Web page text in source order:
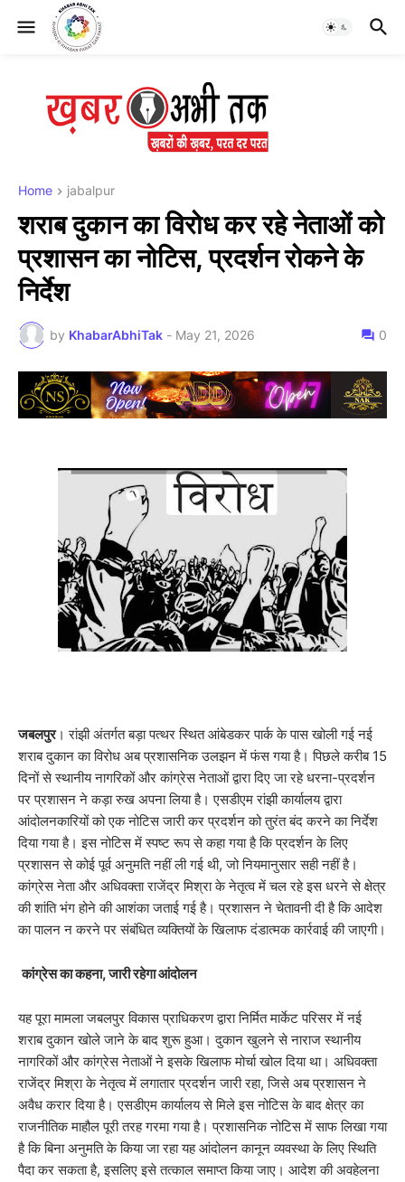
Home jabalpur
शराब दुकान का विरोध कर रहे नेताओं को
प्रशासन का नोटिस, प्रदर्शन रोकने के
निर्देश
by KhabarAbhiTak - May 21, 2026 0
जबलपुर। रांझी अंतर्गत बड़ा पत्थर स्थित आंबेडकर पार्क के पास खोली गई नई
शराब दुकान का विरोध अब प्रशासनिक उलझन में फंस गया है। पिछले करीब 15
दिनों से स्थानीय नागरिकों और कांग्रेस नेताओं द्वारा दिए जा रहे धरना-प्रदर्शन
पर प्रशासन ने कड़ा रुख अपना लिया है। एसडीएम रांझी कार्यालय द्वारा
आंदोलनकारियों को एक नोटिस जारी कर प्रदर्शन को तुरंत बंद करने का निर्देश
दिया गया है। इस नोटिस में स्पष्ट रूप से कहा गया है कि प्रदर्शन के लिए
प्रशासन से कोई पूर्व अनुमति नहीं ली गई थी, जो नियमानुसार सही नहीं है।
कांग्रेस नेता और अधिवक्ता राजेंद्र मिश्रा के नेतृत्व में चल रहे इस धरने से क्षेत्र
की शांति भंग होने की आशंका जताई गई है। प्रशासन ने चेतावनी दी है कि आदेश
का पालन न करने पर संबंधित व्यक्तियों के खिलाफ दंडात्मक कार्रवाई की जाएगी।
​कांग्रेस का कहना, जारी रहेगा आंदोलन
यह पूरा मामला जबलपुर विकास प्राधिकरण द्वारा निर्मित मार्केट परिसर में नई
शराब दुकान खोले जाने के बाद शुरू हुआ। दुकान खुलने से नाराज स्थानीय
नागरिकों और कांग्रेस नेताओं ने इसके खिलाफ मोर्चा खोल दिया था। अधिवक्ता
राजेंद्र मिश्रा के नेतृत्व में लगातार प्रदर्शन जारी रहा, जिसे अब प्रशासन ने
अवैध करार दिया है। एसडीएम कार्यालय से मिले इस नोटिस के बाद क्षेत्र का
राजनीतिक माहौल पूरी तरह गरमा गया है। प्रशासनिक नोटिस में साफ लिखा गया
है कि बिना अनुमति के किया जा रहा यह आंदोलन कानून व्यवस्था के लिए स्थिति
पैदा कर सकता है, इसलिए इसे तत्काल समाप्त किया जाए। आदेश की अवहेलना